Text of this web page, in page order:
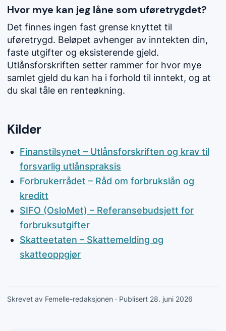
Hvor mye kan jeg låne som uføretrygdet?
Det finnes ingen fast grense knyttet til
uføretrygd. Beløpet avhenger av inntekten din,
faste utgifter og eksisterende gjeld.
Utlånsforskriften setter rammer for hvor mye
samlet gjeld du kan ha i forhold til inntekt, og at
du skal tåle en renteøkning.
Kilder
Finanstilsynet – Utlånsforskriften og krav til
forsvarlig utlånspraksis
Forbrukerrådet – Råd om forbrukslån og
kreditt
SIFO (OsloMet) – Referansebudsjett for
forbruksutgifter
Skatteetaten – Skattemelding og
skatteoppgjør
Skrevet av Femelle-redaksjonen · Publisert 28. juni 2026